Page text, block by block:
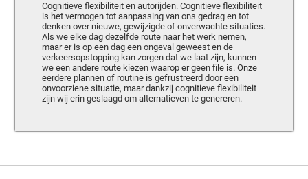
Cognitieve flexibiliteit en autorijden. Cognitieve flexibiliteit
is het vermogen tot aanpassing van ons gedrag en tot
denken over nieuwe, gewijzigde of onverwachte situaties.
Als we elke dag dezelfde route naar het werk nemen,
maar er is op een dag een ongeval geweest en de
verkeersopstopping kan zorgen dat we laat zijn, kunnen
we een andere route kiezen waarop er geen file is. Onze
eerdere plannen of routine is gefrustreerd door een
onvoorziene situatie, maar dankzij cognitieve flexibiliteit
zijn wij erin geslaagd om alternatieven te genereren.